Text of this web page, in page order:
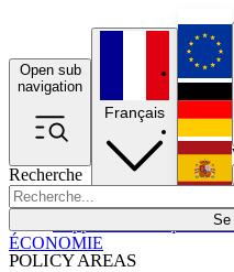
Open sub
navigation
Recherche
Se
POLICY AREAS
Français
ÉCONOMIE